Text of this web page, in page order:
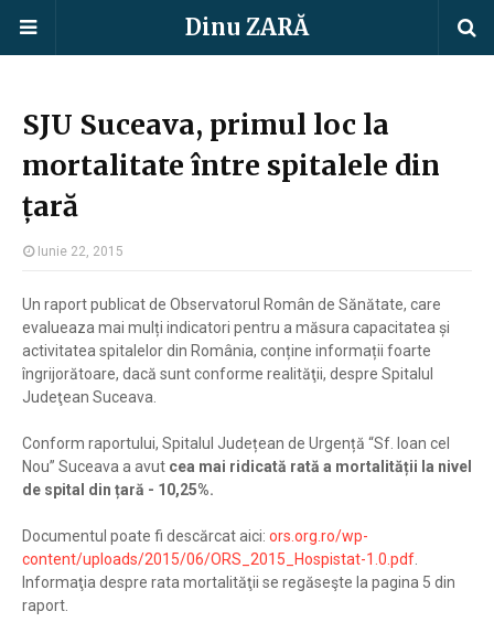
Dinu ZARĂ
SJU Suceava, primul loc la
mortalitate între spitalele din
țară
Iunie 22, 2015
Un raport publicat de Observatorul Român de Sănătate, care
evalueaza mai mulți indicatori pentru a măsura capacitatea și
activitatea spitalelor din România, conține informații foarte
îngrijorătoare, dacă sunt conforme realităţii, despre Spitalul
Judeţean Suceava.
Conform raportului, Spitalul Județean de Urgență “Sf. Ioan cel
Nou” Suceava a avut cea mai ridicată rată a mortalității la nivel
de spital din țară - 10,25%.
Documentul poate fi descărcat aici: ors.org.ro/wp-
content/uploads/2015/06/ORS_2015_Hospistat-1.0.pdf
Informaţia despre rata mortalităţii se regăseşte la pagina 5 din
raport.